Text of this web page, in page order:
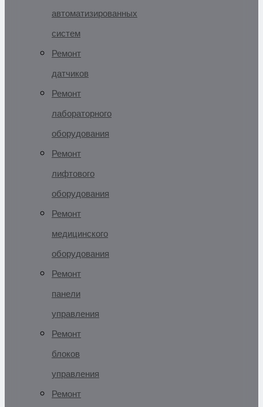
автоматизированных
систем
Ремонт
датчиков
Ремонт
лабораторного
оборудования
Ремонт
лифтового
оборудования
Ремонт
медицинского
оборудования
Ремонт
панели
управления
Ремонт
блоков
управления
Ремонт